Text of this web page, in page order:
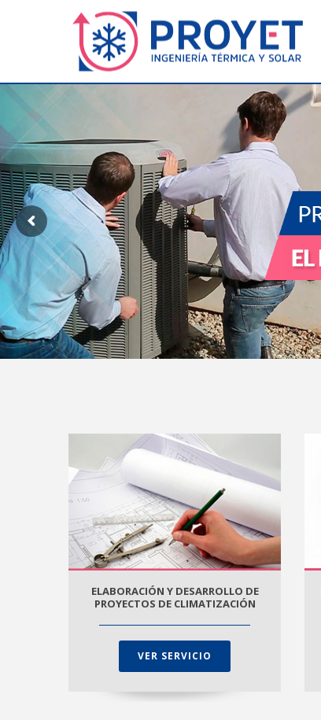
ELABORACIÓN Y DESARROLLO DE
PROYECTOS DE CLIMATIZACIÓN
VER SERVICIO